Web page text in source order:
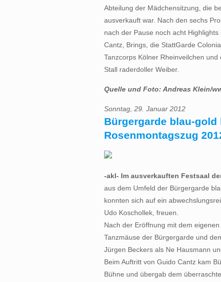
Abteilung der Mädchensitzung, die
ausverkauft war. Nach den sechs
nach der Pause noch acht Highlights
Cantz, Brings, die StattGarde
Tanzcorps Kölner Rheinveilchen
Stall raderdoller Weiber.
Quelle und Foto: Andreas Klein/
Sonntag, 29. Januar 2012
Bürgergarde blau-
Rosenmontagszug
-akl- Im ausverkauften Festsaal
aus dem Umfeld der Bürgergarde
konnten sich auf ein
Udo Koschollek, freuen.
Nach der Eröffnung mit dem
Tanzmäuse der Bürgergarde und
Jürgen Beckers als Ne Hausmann
Beim Auftritt von Guido Cantz kam
Bühne und übergab dem